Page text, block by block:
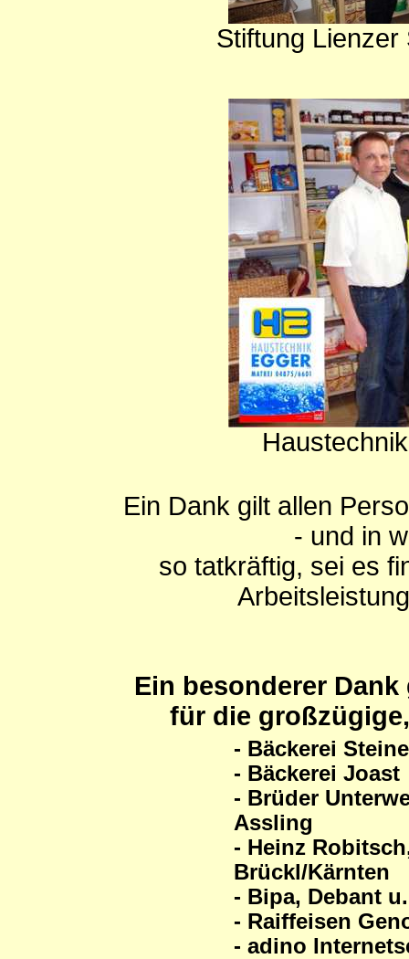
Stiftung
Ein Dank gilt allen
- und in
so tatkräftig, sei es
Ein besonderer
für die
- Bäckerei
- Bäckerei Joast
- Brüder
Assling
- Heinz
Brückl/Kärnten
- Bipa, Debant
- Raiffeisen
- adino